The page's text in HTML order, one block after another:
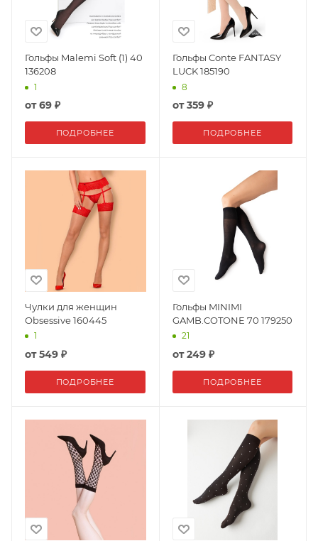
Гольфы Malemi Soft (1) 40
136208
1
от69 ₽
ПОДРОБНЕЕ
Гольфы Conte FANTASY
LUCK 185190
8
от359 ₽
ПОДРОБНЕЕ
Чулки для женщин
Obsessive 160445
1
от549 ₽
ПОДРОБНЕЕ
Гольфы MINIMI
GAMB.COTONE 70 179250
21
от249 ₽
ПОДРОБНЕЕ